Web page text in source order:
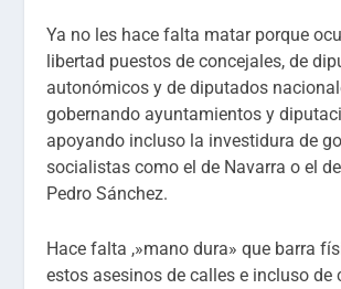
Ya no les hace falta matar porque
libertad puestos de concejales, de
autonómicos y de diputados
gobernando ayuntamientos y
apoyando incluso la investidura de
socialistas como el de Navarra o el
Pedro Sánchez.
Hace falta ,»mano dura» que barra
estos asesinos de calles e incluso de